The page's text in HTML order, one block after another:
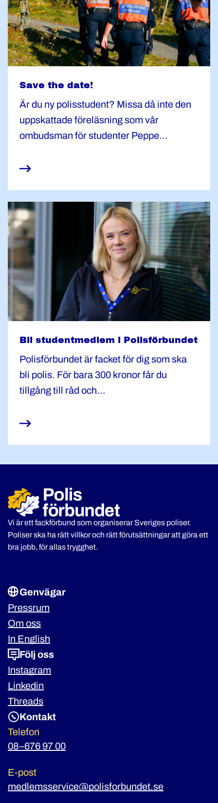
Save the date!
Är du ny polisstudent? Missa då inte den
uppskattade föreläsning som vår
ombudsman för studenter Peppe...
Bli studentmedlem i Polisförbundet
Polisförbundet är facket för dig som ska
bli polis. För bara 300 kronor får du
tillgång till råd och...
Vi är ett fackförbund som organiserar Sveriges poliser.
Poliser ska ha rätt villkor och rätt förutsättningar att göra ett
bra jobb, för allas trygghet.
Genvägar
Pressrum
Om oss
In English
Följ oss
Instagram
Linkedin
Threads
Kontakt
Telefon
08–676 97 00
E-post
medlemsservice@polisforbundet.se